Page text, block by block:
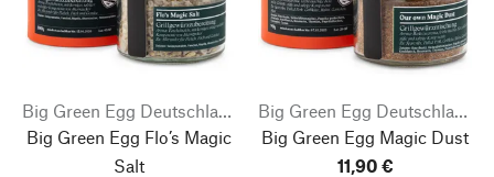
Big Green Egg Flo’s Magic
Salt
Big Green Egg Magic Dust
11,90 €